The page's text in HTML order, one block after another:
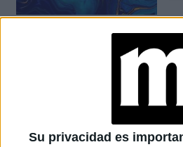
Su privacidad es
Sorpresas, juegos, charlas,
parte de estapropuesta de